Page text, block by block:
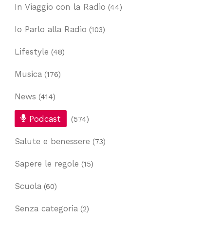
In Viaggio con la Radio (44)
Io Parlo alla Radio (103)
Lifestyle (48)
Musica (176)
News (414)
Podcast (574)
Salute e benessere (73)
Sapere le regole (15)
Scuola (60)
Senza categoria (2)